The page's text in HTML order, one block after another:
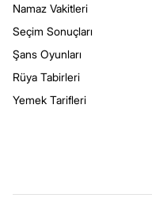
Namaz Vakitleri
Seçim Sonuçları
Şans Oyunları
Rüya Tabirleri
Yemek Tarifleri